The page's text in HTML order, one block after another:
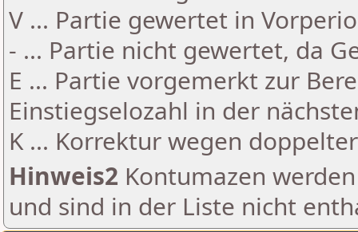
V ... Partie gewertet in
- ... Partie nicht gewertet, da
E ... Partie vorgemerkt zur
Einstiegselozahl in der
K ... Korrektur wegen
Hinweis2 Kontumazen
und sind in der Liste nicht